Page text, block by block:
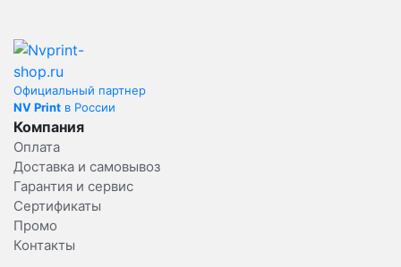
Официальный партнер
NV Print в России
Компания
Оплата
Доставка и самовывоз
Гарантия и сервис
Сертификаты
Промо
Контакты